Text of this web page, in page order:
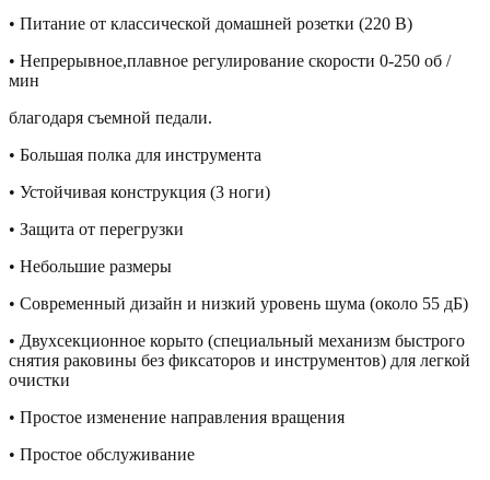
• Питание от классической домашней розетки (220 В)
• Непрерывное,плавное регулирование скорости 0-250 об /
мин
благодаря съемной педали.
• Большая полка для инструмента
• Устойчивая конструкция (3 ноги)
• Защита от перегрузки
• Небольшие размеры
• Современный дизайн и низкий уровень шума (около 55 дБ)
• Двухсекционное корыто (специальный механизм быстрого
снятия раковины без фиксаторов и инструментов) для легкой
очистки
• Простое изменение направления вращения
• Простое обслуживание